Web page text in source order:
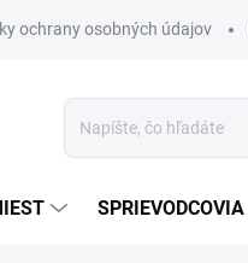
ochrany osobných údajov
SPRIEVODCOVIA